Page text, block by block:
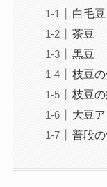
白毛豆
茶豆
黒豆
枝豆
枝豆
大豆
普段